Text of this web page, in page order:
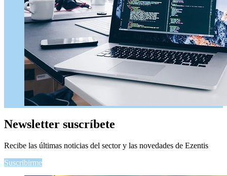
Newsletter suscríbete
Recibe las últimas noticias del sector y las novedades de Ezentis
Suscribirme